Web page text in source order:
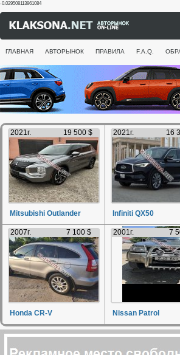
-0.029508113861084
ГЛАВНАЯ АВТОРЫНОК ПРАВИЛА F.A.Q.
2021г. 19 500 $
Mitsubishi Outlander
2021г. 16
Infiniti QX50
2007г. 7 100 $
Honda CR-V
2001г. 7
Nissan Patrol